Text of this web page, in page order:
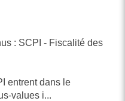
: SCPI - Fiscalité des
entrent dans le
values i...